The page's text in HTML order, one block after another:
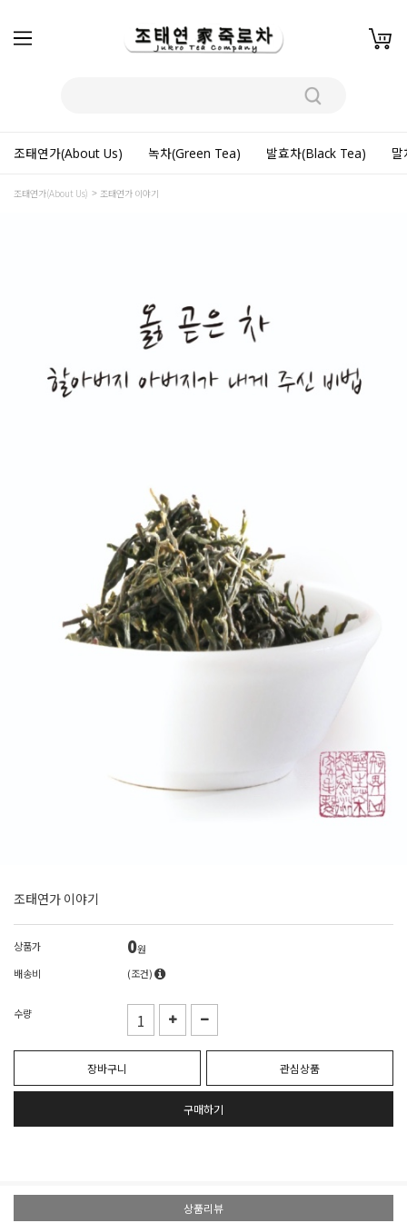
조태연가(About Us) 녹차(Green Tea) 발효차(Black Tea)
조태연가(About Us) 조태연가 이야기
조태연가 이야기
상품가 0원
배송비
(조건)
수량
장바구니 관심상품
구매하기
상품리뷰